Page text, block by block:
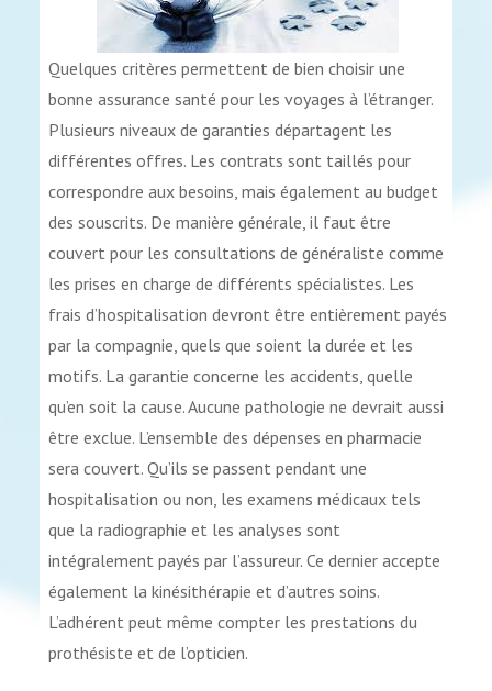
Quelques critères permettent de bien choisir une
bonne assurance santé pour les voyages à l’étranger.
Plusieurs niveaux de garanties départagent les
différentes offres. Les contrats sont taillés pour
correspondre aux besoins, mais également au budget
des souscrits. De manière générale, il faut être
couvert pour les consultations de généraliste comme
les prises en charge de différents spécialistes. Les
frais d’hospitalisation devront être entièrement payés
par la compagnie, quels que soient la durée et les
motifs. La garantie concerne les accidents, quelle
qu’en soit la cause. Aucune pathologie ne devrait aussi
être exclue. L’ensemble des dépenses en pharmacie
sera couvert. Qu’ils se passent pendant une
hospitalisation ou non, les examens médicaux tels
que la radiographie et les analyses sont
intégralement payés par l’assureur. Ce dernier accepte
également la kinésithérapie et d’autres soins.
L’adhérent peut même compter les prestations du
prothésiste et de l’opticien.